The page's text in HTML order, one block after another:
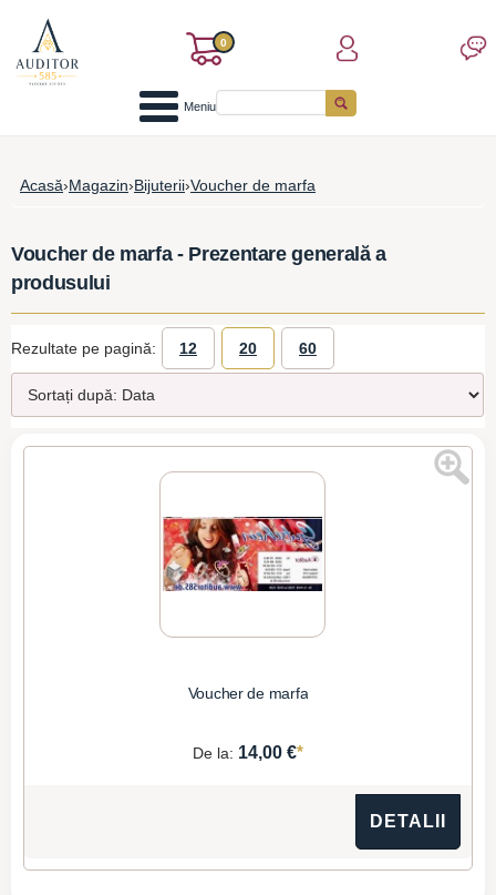
0
Meniu
Acasă›Magazin›Bijuterii›Voucher de marfa
Voucher de marfa - Prezentare generală a
produsului
Rezultate pe pagină: 12 20 60
Voucher de marfa
De la: 14,00 €*
DETALII